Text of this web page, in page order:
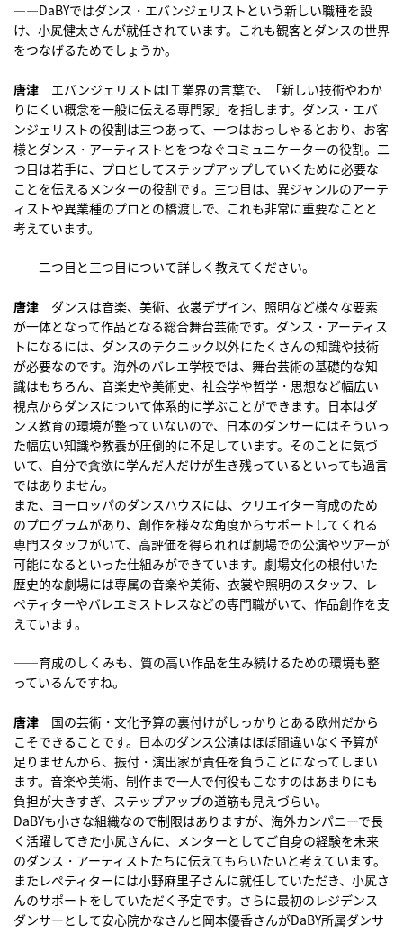
――DaBYではダンス・エバンジェリストという新しい職種を設
け、小㞍健太さんが就任されています。これも観客とダンスの世界
をつなげるためでしょうか。
唐津 エバンジェリストはIＴ業界の言葉で、「新しい技術やわか
りにくい概念を一般に伝える専門家」を指します。ダンス・エバ
ンジェリストの役割は三つあって、一つはおっしゃるとおり、お客
様とダンス・アーティストとをつなぐコミュニケーターの役割。二
つ目は若手に、プロとしてステップアップしていくために必要な
ことを伝えるメンターの役割です。三つ目は、異ジャンルのアーテ
ィストや異業種のプロとの橋渡しで、これも非常に重要なことと
考えています。
――二つ目と三つ目について詳しく教えてください。
唐津 ダンスは音楽、美術、衣裳デザイン、照明など様々な要素
が一体となって作品となる総合舞台芸術です。ダンス・アーティス
トになるには、ダンスのテクニック以外にたくさんの知識や技術
が必要なのです。海外のバレエ学校では、舞台芸術の基礎的な知
識はもちろん、音楽史や美術史、社会学や哲学・思想など幅広い
視点からダンスについて体系的に学ぶことができます。日本はダ
ンス教育の環境が整っていないので、日本のダンサーにはそういっ
た幅広い知識や教養が圧倒的に不足しています。そのことに気づ
いて、自分で貪欲に学んだ人だけが生き残っているといっても過言
ではありません。
また、ヨーロッパのダンスハウスには、クリエイター育成のため
のプログラムがあり、創作を様々な角度からサポートしてくれる
専門スタッフがいて、高評価を得られれば劇場での公演やツアーが
可能になるといった仕組みができています。劇場文化の根付いた
歴史的な劇場には専属の音楽や美術、衣裳や照明のスタッフ、レ
ペティターやバレエミストレスなどの専門職がいて、作品創作を支
えています。
――育成のしくみも、質の高い作品を生み続けるための環境も整
っているんですね。
唐津 国の芸術・文化予算の裏付けがしっかりとある欧州だから
こそできることです。日本のダンス公演はほぼ間違いなく予算が
足りませんから、振付・演出家が責任を負うことになってしまい
ます。音楽や美術、制作まで一人で何役もこなすのはあまりにも
負担が大きすぎ、ステップアップの道筋も見えづらい。
DaBYも小さな組織なので制限はありますが、海外カンパニーで長
く活躍してきた小㞍さんに、メンターとしてご自身の経験を未来
のダンス・アーティストたちに伝えてもらいたいと考えています。
またレペティターには小野麻里子さんに就任していただき、小㞍さ
んのサポートをしていただく予定です。さらに最初のレジデンス
ダンサーとして安心院かなさんと岡本優香さんがDaBY所属ダンサ